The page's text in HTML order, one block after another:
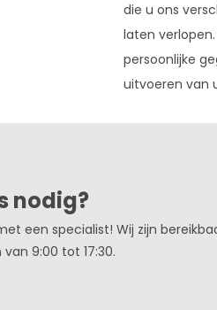
die u ons
laten
persoonlijke
uitvoeren van
nodig?
een specialist! Wij zijn
9:00 tot 17:30.